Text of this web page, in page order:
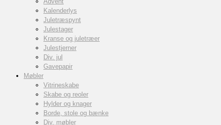
Kalenderlys
Juletræspynt
Julestager
Kranse og juletræer
Julestjerner
Div. jul
Gavepapir
Møbler
Vitrineskabe
Skabe og reoler
Hylder og knager
Borde, stole og bænke
Div. møbler